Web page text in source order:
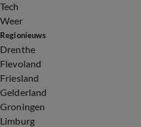
Tech
Weer
Regionieuws
Drenthe
Flevoland
Friesland
Gelderland
Groningen
Limburg